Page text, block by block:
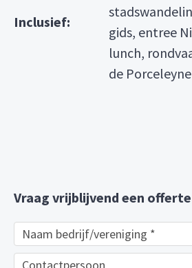
Inclusief:
gids, entree
lunch,
de
Vraag vrijblijvend een